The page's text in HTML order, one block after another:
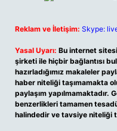
Reklam ve İletişim: Skype:
Yasal Uyarı: Bu internet
şirketi ile hiçbir bağlantısı
hazırladığımız makaleler
haber niteliği taşımamakta
paylaşım yapılmamaktadır.
benzerlikleri tamamen
halindedir ve tavsiye niteliği